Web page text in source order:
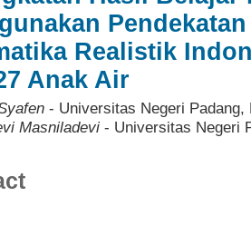
Realistik
Anak Air
- Universitas Negeri Padang,
Masniladevi - Universitas Negeri